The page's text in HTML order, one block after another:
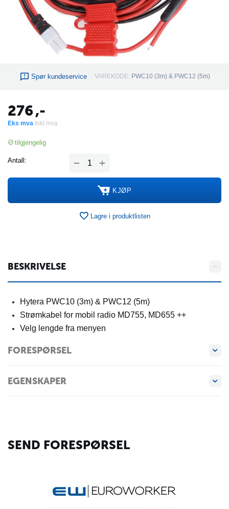
Spør kundeservice VAREKODE: PWC10 (3m) & PWC12 (5m)
276,-
Eks mva Inkl mva
tilgjengelig
Antall: +
−
KJØP
Lagre i produktlisten
BESKRIVELSE
Hytera PWC10 (3m) & PWC12 (5m)
Strømkabel for mobil radio MD755, MD655 ++
Velg lengde fra menyen
FORESPØRSEL
EGENSKAPER
SEND FORESPØRSEL